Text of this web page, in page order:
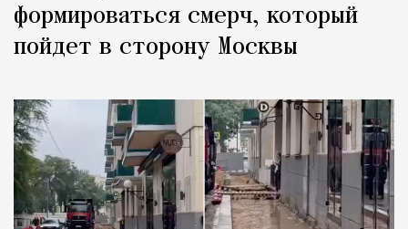
формироваться смерч, который
пойдет в сторону Москвы